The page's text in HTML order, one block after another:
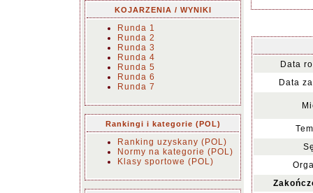
KOJARZENIA / WYNIKI
Runda 1
Runda 2
Runda 3
Runda 4
Runda 5
Runda 6
Runda 7
Rankingi i kategorie (POL)
Ranking uzyskany (POL)
Normy na kategorie (POL)
Klasy sportowe (POL)
Data
Data